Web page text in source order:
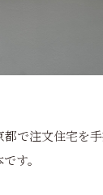
都で注文住宅を
す。